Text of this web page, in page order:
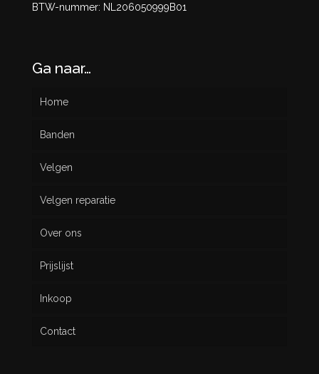
BTW-nummer: NL206050999B01
Ga naar…
Home
Banden
Nieuw
Gebruikt
Velgen
Velgen reparatie
Over ons
Prijslijst
Inkoop
Contact